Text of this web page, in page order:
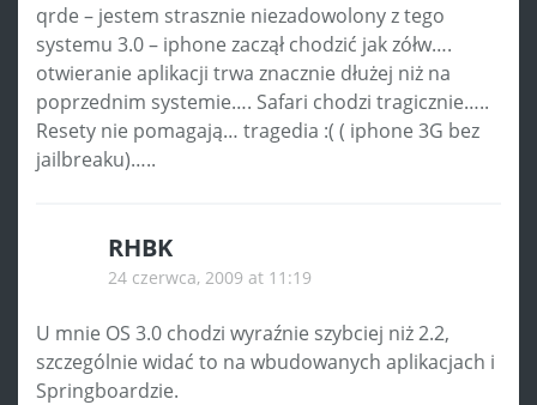
qrde – jestem strasznie niezadowolony z tego
systemu 3.0 – iphone zaczął chodzić jak zółw….
otwieranie aplikacji trwa znacznie dłużej niż na
poprzednim systemie…. Safari chodzi tragicznie…..
Resety nie pomagają… tragedia :( ( iphone 3G bez
jailbreaku)…..
RHBK
24 czerwca, 2009 at 11:19
U mnie OS 3.0 chodzi wyraźnie szybciej niż 2.2,
szczególnie widać to na wbudowanych aplikacjach i
Springboardzie.